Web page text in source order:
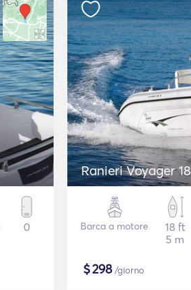
0
Ranieri Voyager 18
Barca a motore
18 ft
5 m
$298/giorno